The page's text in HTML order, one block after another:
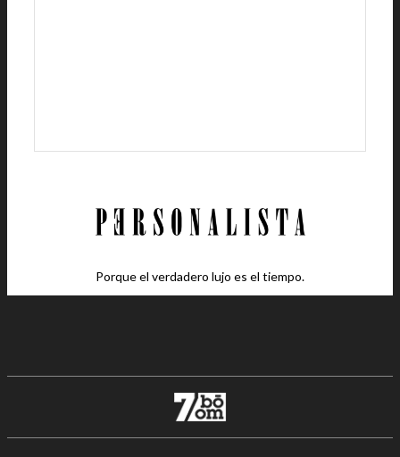
Porque el verdadero lujo es el tiempo.